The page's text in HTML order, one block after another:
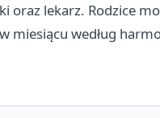
oraz lekarz. Rodzice
miesiącu według